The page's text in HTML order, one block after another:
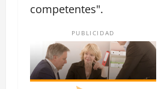
competentes".
PUBLICIDAD